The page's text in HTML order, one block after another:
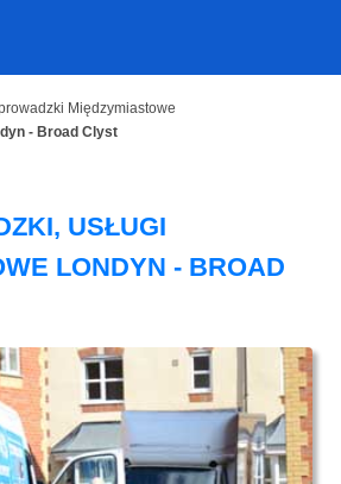
Międzymiastowe
- Broad Clyst
USŁUGI
LONDYN - BROAD